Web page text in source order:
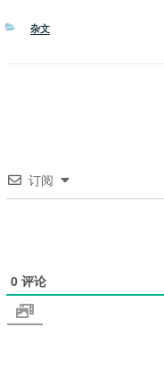
分
杂文
订阅
0 评论